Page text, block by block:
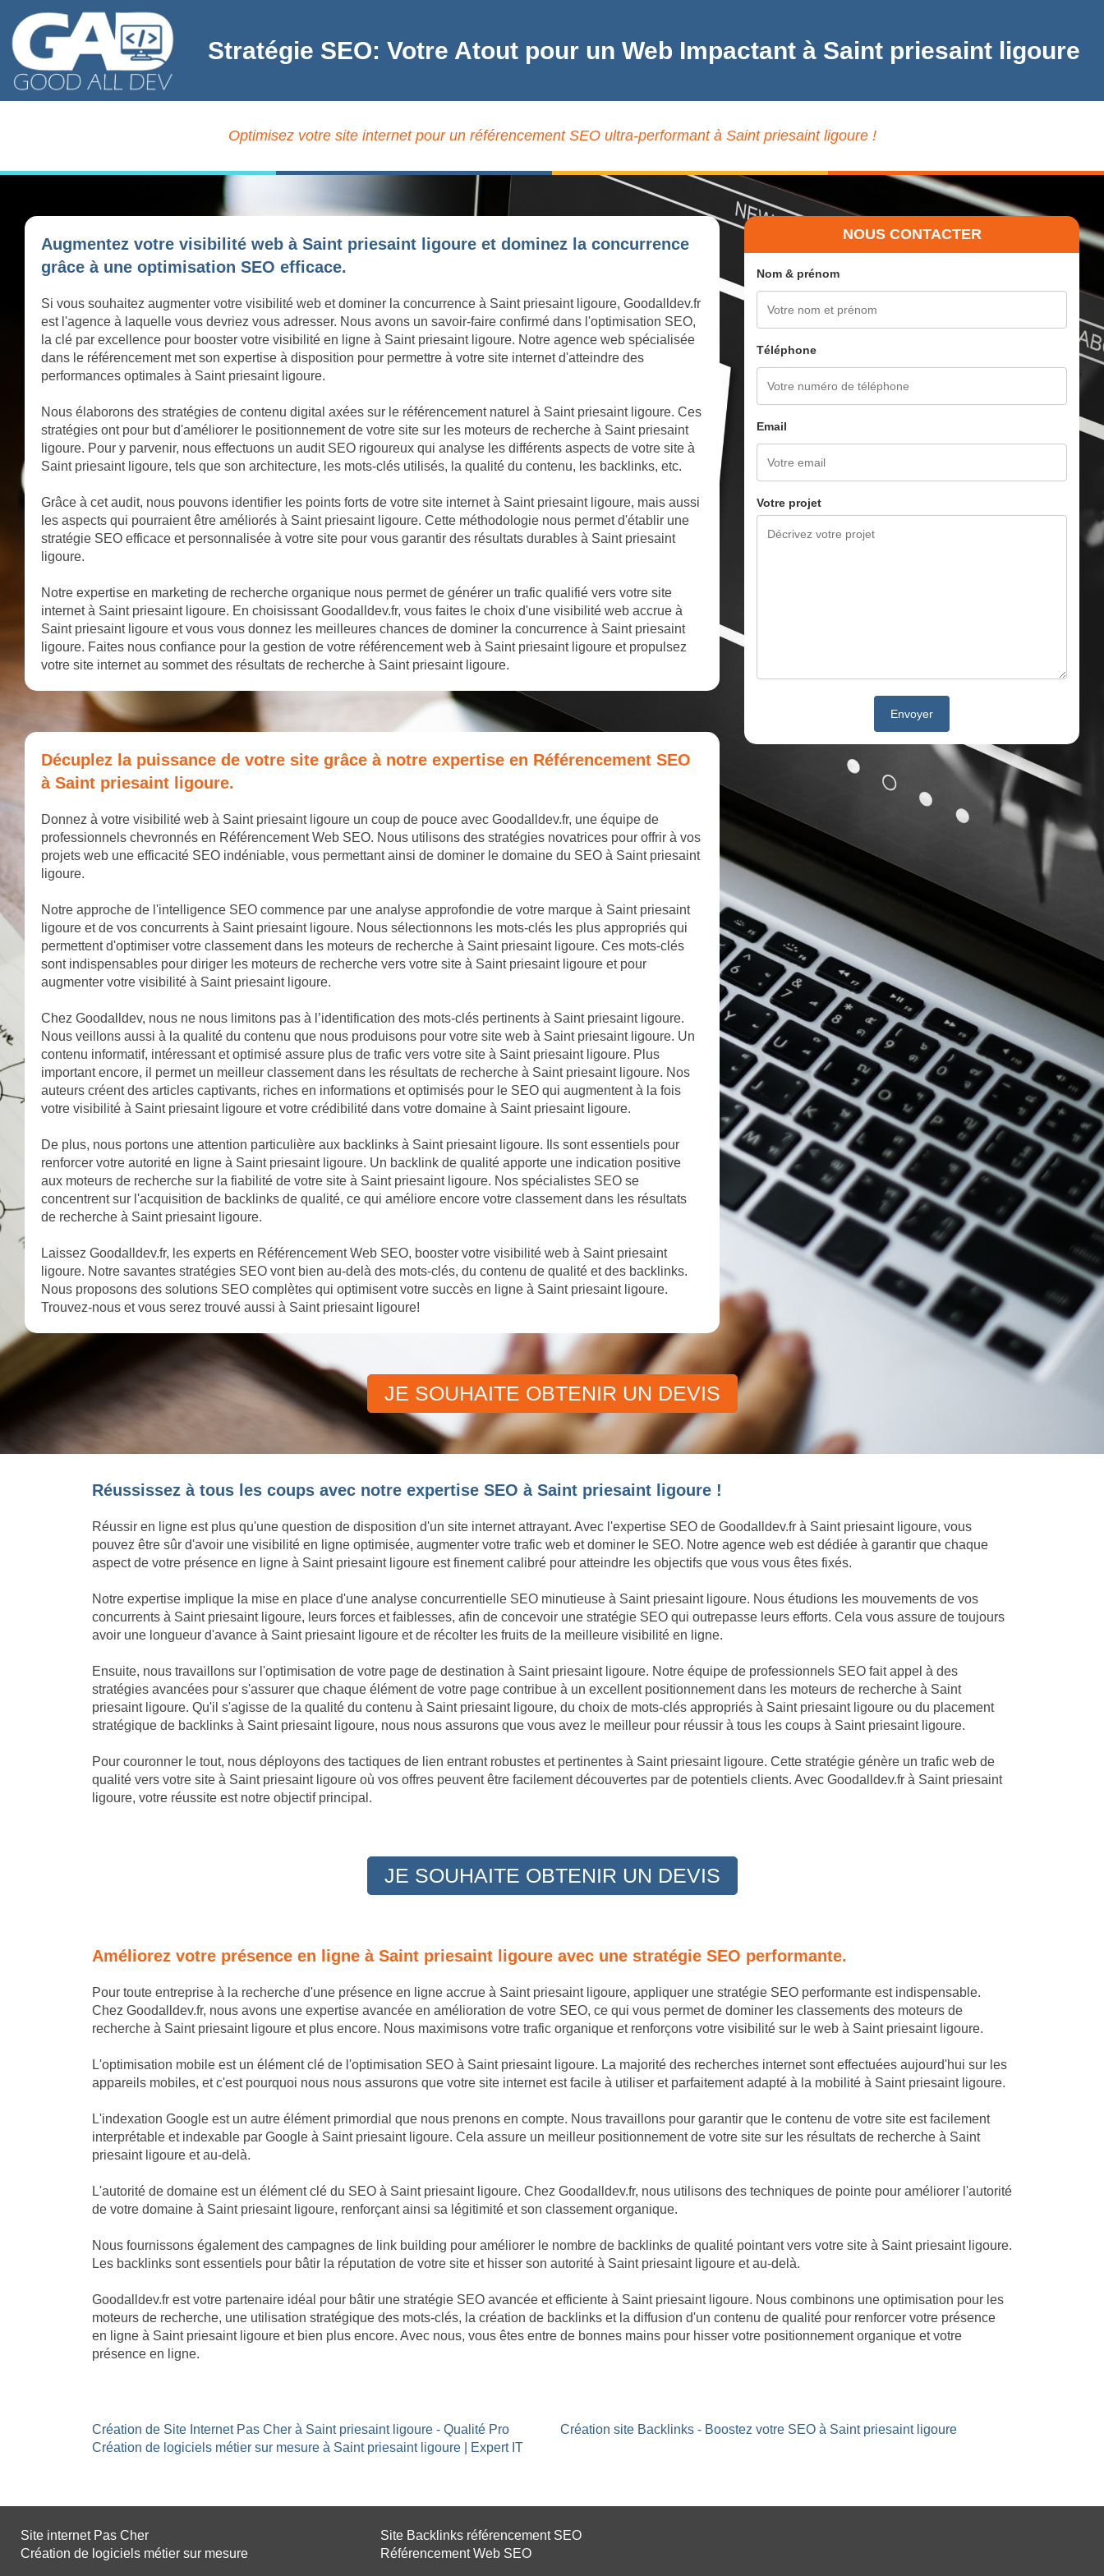
Stratégie SEO: Votre Atout pour un Web Impactant à Saint priesaint ligoure
Optimisez votre site internet pour un référencement SEO ultra-performant à Saint priesaint ligoure !
Augmentez votre visibilité web à Saint priesaint ligoure et dominez la concurrence
grâce à une optimisation SEO efficace.
Si vous souhaitez augmenter votre visibilité web et dominer la concurrence à Saint priesaint ligoure, Goodalldev.fr
est l'agence à laquelle vous devriez vous adresser. Nous avons un savoir-faire confirmé dans l'optimisation SEO,
la clé par excellence pour booster votre visibilité en ligne à Saint priesaint ligoure. Notre agence web spécialisée
dans le référencement met son expertise à disposition pour permettre à votre site internet d'atteindre des
performances optimales à Saint priesaint ligoure.
Nous élaborons des stratégies de contenu digital axées sur le référencement naturel à Saint priesaint ligoure. Ces
stratégies ont pour but d'améliorer le positionnement de votre site sur les moteurs de recherche à Saint priesaint
ligoure. Pour y parvenir, nous effectuons un audit SEO rigoureux qui analyse les différents aspects de votre site à
Saint priesaint ligoure, tels que son architecture, les mots-clés utilisés, la qualité du contenu, les backlinks, etc.
Grâce à cet audit, nous pouvons identifier les points forts de votre site internet à Saint priesaint ligoure, mais aussi
les aspects qui pourraient être améliorés à Saint priesaint ligoure. Cette méthodologie nous permet d'établir une
stratégie SEO efficace et personnalisée à votre site pour vous garantir des résultats durables à Saint priesaint
ligoure.
Notre expertise en marketing de recherche organique nous permet de générer un trafic qualifié vers votre site
internet à Saint priesaint ligoure. En choisissant Goodalldev.fr, vous faites le choix d'une visibilité web accrue à
Saint priesaint ligoure et vous vous donnez les meilleures chances de dominer la concurrence à Saint priesaint
ligoure. Faites nous confiance pour la gestion de votre référencement web à Saint priesaint ligoure et propulsez
votre site internet au sommet des résultats de recherche à Saint priesaint ligoure.
Décuplez la puissance de votre site grâce à notre expertise en Référencement SEO
à Saint priesaint ligoure.
Donnez à votre visibilité web à Saint priesaint ligoure un coup de pouce avec Goodalldev.fr, une équipe de
professionnels chevronnés en Référencement Web SEO. Nous utilisons des stratégies novatrices pour offrir à vos
projets web une efficacité SEO indéniable, vous permettant ainsi de dominer le domaine du SEO à Saint priesaint
ligoure.
Notre approche de l'intelligence SEO commence par une analyse approfondie de votre marque à Saint priesaint
ligoure et de vos concurrents à Saint priesaint ligoure. Nous sélectionnons les mots-clés les plus appropriés qui
permettent d'optimiser votre classement dans les moteurs de recherche à Saint priesaint ligoure. Ces mots-clés
sont indispensables pour diriger les moteurs de recherche vers votre site à Saint priesaint ligoure et pour
augmenter votre visibilité à Saint priesaint ligoure.
Chez Goodalldev, nous ne nous limitons pas à l’identification des mots-clés pertinents à Saint priesaint ligoure.
Nous veillons aussi à la qualité du contenu que nous produisons pour votre site web à Saint priesaint ligoure. Un
contenu informatif, intéressant et optimisé assure plus de trafic vers votre site à Saint priesaint ligoure. Plus
important encore, il permet un meilleur classement dans les résultats de recherche à Saint priesaint ligoure. Nos
auteurs créent des articles captivants, riches en informations et optimisés pour le SEO qui augmentent à la fois
votre visibilité à Saint priesaint ligoure et votre crédibilité dans votre domaine à Saint priesaint ligoure.
De plus, nous portons une attention particulière aux backlinks à Saint priesaint ligoure. Ils sont essentiels pour
renforcer votre autorité en ligne à Saint priesaint ligoure. Un backlink de qualité apporte une indication positive
aux moteurs de recherche sur la fiabilité de votre site à Saint priesaint ligoure. Nos spécialistes SEO se
concentrent sur l'acquisition de backlinks de qualité, ce qui améliore encore votre classement dans les résultats
de recherche à Saint priesaint ligoure.
Laissez Goodalldev.fr, les experts en Référencement Web SEO, booster votre visibilité web à Saint priesaint
ligoure. Notre savantes stratégies SEO vont bien au-delà des mots-clés, du contenu de qualité et des backlinks.
Nous proposons des solutions SEO complètes qui optimisent votre succès en ligne à Saint priesaint ligoure.
Trouvez-nous et vous serez trouvé aussi à Saint priesaint ligoure!
NOUS CONTACTER
Nom & prénom
Téléphone
Email
Votre projet
JE SOUHAITE OBTENIR UN DEVIS
Réussissez à tous les coups avec notre expertise SEO à Saint priesaint ligoure !
Réussir en ligne est plus qu'une question de disposition d'un site internet attrayant. Avec l'expertise SEO de Goodalldev.fr à Saint priesaint ligoure, vous
pouvez être sûr d'avoir une visibilité en ligne optimisée, augmenter votre trafic web et dominer le SEO. Notre agence web est dédiée à garantir que chaque
aspect de votre présence en ligne à Saint priesaint ligoure est finement calibré pour atteindre les objectifs que vous vous êtes fixés.
Notre expertise implique la mise en place d'une analyse concurrentielle SEO minutieuse à Saint priesaint ligoure. Nous étudions les mouvements de vos
concurrents à Saint priesaint ligoure, leurs forces et faiblesses, afin de concevoir une stratégie SEO qui outrepasse leurs efforts. Cela vous assure de toujours
avoir une longueur d'avance à Saint priesaint ligoure et de récolter les fruits de la meilleure visibilité en ligne.
Ensuite, nous travaillons sur l'optimisation de votre page de destination à Saint priesaint ligoure. Notre équipe de professionnels SEO fait appel à des
stratégies avancées pour s'assurer que chaque élément de votre page contribue à un excellent positionnement dans les moteurs de recherche à Saint
priesaint ligoure. Qu'il s'agisse de la qualité du contenu à Saint priesaint ligoure, du choix de mots-clés appropriés à Saint priesaint ligoure ou du placement
stratégique de backlinks à Saint priesaint ligoure, nous nous assurons que vous avez le meilleur pour réussir à tous les coups à Saint priesaint ligoure.
Pour couronner le tout, nous déployons des tactiques de lien entrant robustes et pertinentes à Saint priesaint ligoure. Cette stratégie génère un trafic web de
qualité vers votre site à Saint priesaint ligoure où vos offres peuvent être facilement découvertes par de potentiels clients. Avec Goodalldev.fr à Saint priesaint
ligoure, votre réussite est notre objectif principal.
JE SOUHAITE OBTENIR UN DEVIS
Améliorez votre présence en ligne à Saint priesaint ligoure avec une stratégie SEO performante.
Pour toute entreprise à la recherche d'une présence en ligne accrue à Saint priesaint ligoure, appliquer une stratégie SEO performante est indispensable.
Chez Goodalldev.fr, nous avons une expertise avancée en amélioration de votre SEO, ce qui vous permet de dominer les classements des moteurs de
recherche à Saint priesaint ligoure et plus encore. Nous maximisons votre trafic organique et renforçons votre visibilité sur le web à Saint priesaint ligoure.
L'optimisation mobile est un élément clé de l'optimisation SEO à Saint priesaint ligoure. La majorité des recherches internet sont effectuées aujourd'hui sur les
appareils mobiles, et c'est pourquoi nous nous assurons que votre site internet est facile à utiliser et parfaitement adapté à la mobilité à Saint priesaint ligoure.
L'indexation Google est un autre élément primordial que nous prenons en compte. Nous travaillons pour garantir que le contenu de votre site est facilement
interprétable et indexable par Google à Saint priesaint ligoure. Cela assure un meilleur positionnement de votre site sur les résultats de recherche à Saint
priesaint ligoure et au-delà.
L'autorité de domaine est un élément clé du SEO à Saint priesaint ligoure. Chez Goodalldev.fr, nous utilisons des techniques de pointe pour améliorer l'autorité
de votre domaine à Saint priesaint ligoure, renforçant ainsi sa légitimité et son classement organique.
Nous fournissons également des campagnes de link building pour améliorer le nombre de backlinks de qualité pointant vers votre site à Saint priesaint ligoure.
Les backlinks sont essentiels pour bâtir la réputation de votre site et hisser son autorité à Saint priesaint ligoure et au-delà.
Goodalldev.fr est votre partenaire idéal pour bâtir une stratégie SEO avancée et efficiente à Saint priesaint ligoure. Nous combinons une optimisation pour les
moteurs de recherche, une utilisation stratégique des mots-clés, la création de backlinks et la diffusion d'un contenu de qualité pour renforcer votre présence
en ligne à Saint priesaint ligoure et bien plus encore. Avec nous, vous êtes entre de bonnes mains pour hisser votre positionnement organique et votre
présence en ligne.
Création de Site Internet Pas Cher à Saint priesaint ligoure - Qualité Pro
Création de logiciels métier sur mesure à Saint priesaint ligoure | Expert IT
Création site Backlinks - Boostez votre SEO à Saint priesaint ligoure
Site internet Pas Cher
Création de logiciels métier sur mesure
Site Backlinks référencement SEO
Référencement Web SEO